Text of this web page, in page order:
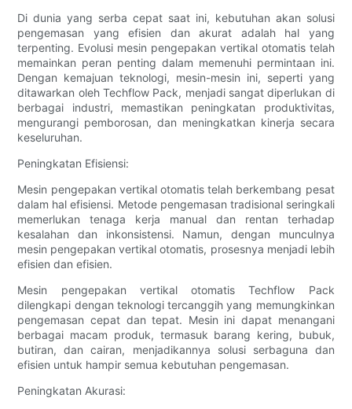
Di dunia yang serba cepat saat ini, kebutuhan akan solusi
pengemasan yang efisien dan akurat adalah hal yang
terpenting. Evolusi mesin pengepakan vertikal otomatis telah
memainkan peran penting dalam memenuhi permintaan ini.
Dengan kemajuan teknologi, mesin-mesin ini, seperti yang
ditawarkan oleh Techflow Pack, menjadi sangat diperlukan di
berbagai industri, memastikan peningkatan produktivitas,
mengurangi pemborosan, dan meningkatkan kinerja secara
keseluruhan.
Peningkatan Efisiensi:
Mesin pengepakan vertikal otomatis telah berkembang pesat
dalam hal efisiensi. Metode pengemasan tradisional seringkali
memerlukan tenaga kerja manual dan rentan terhadap
kesalahan dan inkonsistensi. Namun, dengan munculnya
mesin pengepakan vertikal otomatis, prosesnya menjadi lebih
efisien dan efisien.
Mesin pengepakan vertikal otomatis Techflow Pack
dilengkapi dengan teknologi tercanggih yang memungkinkan
pengemasan cepat dan tepat. Mesin ini dapat menangani
berbagai macam produk, termasuk barang kering, bubuk,
butiran, dan cairan, menjadikannya solusi serbaguna dan
efisien untuk hampir semua kebutuhan pengemasan.
Peningkatan Akurasi: